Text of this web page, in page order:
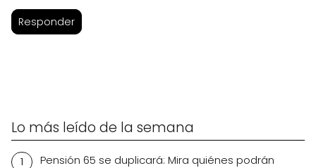
Responder
Lo más leído de la semana
Pensión 65 se duplicará: Mira quiénes podrán